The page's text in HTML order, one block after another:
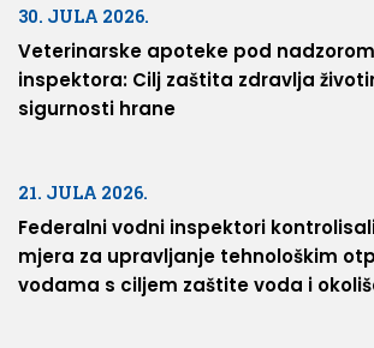
30. JULA 2026.
Veterinarske apoteke pod
inspektora: Cilj zaštita zdravlja
sigurnosti hrane
21. JULA 2026.
Federalni vodni inspektori
mjera za upravljanje tehnološkim
vodama s ciljem zaštite voda i